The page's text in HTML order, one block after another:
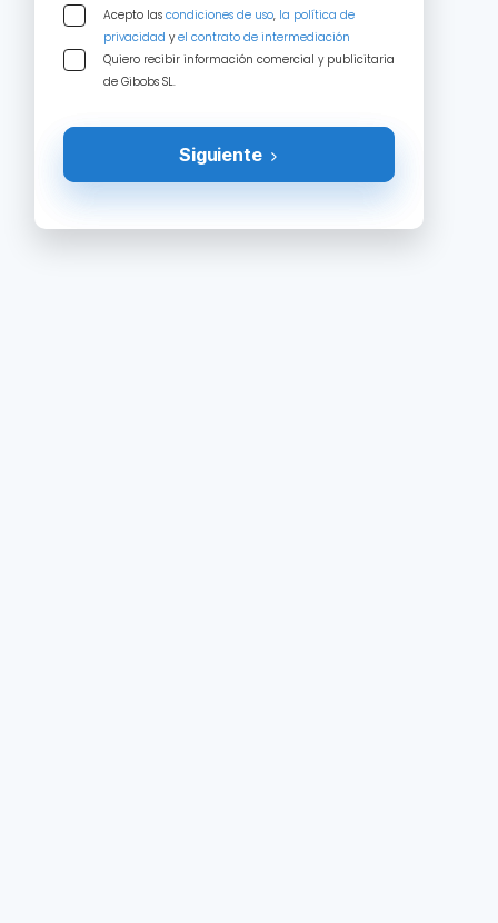
Acepto las condiciones de uso, la política de
privacidad yel contrato de intermediación
Quiero recibir información comercial y publicitaria
de Gibobs SL.